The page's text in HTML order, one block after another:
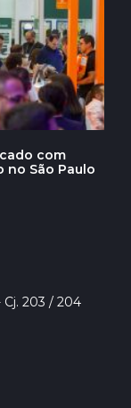
com
no São Paulo
Cj. 203 / 204